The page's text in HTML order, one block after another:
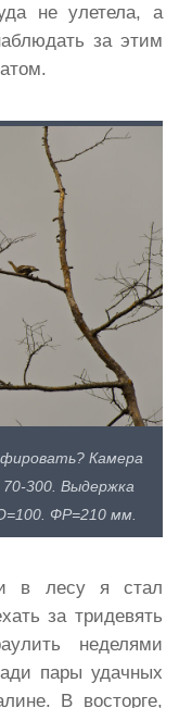
не улетела, а
за этим
Камера
300. Выдержка
ФР=210 мм.
в лесу я стал
за тридевять
неделями
пары удачных
В восторге,